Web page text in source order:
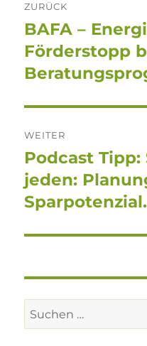
ZURÜCK
Vorheriger
Beitrag:
BAFA –
Förderstopp
WEITER
Nächster
Beitrag:
Podcast
jeden:
Suchen
nach: